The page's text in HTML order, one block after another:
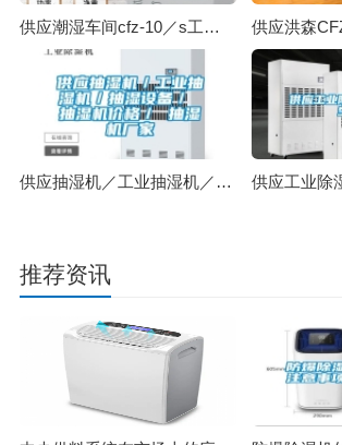
供应潮湿车间cfz-10／s工业除湿机厂家直销
供应抽湿机／工业抽湿机／抽湿设备／ 抽湿机价格／ 抽湿机厂家
推荐资讯